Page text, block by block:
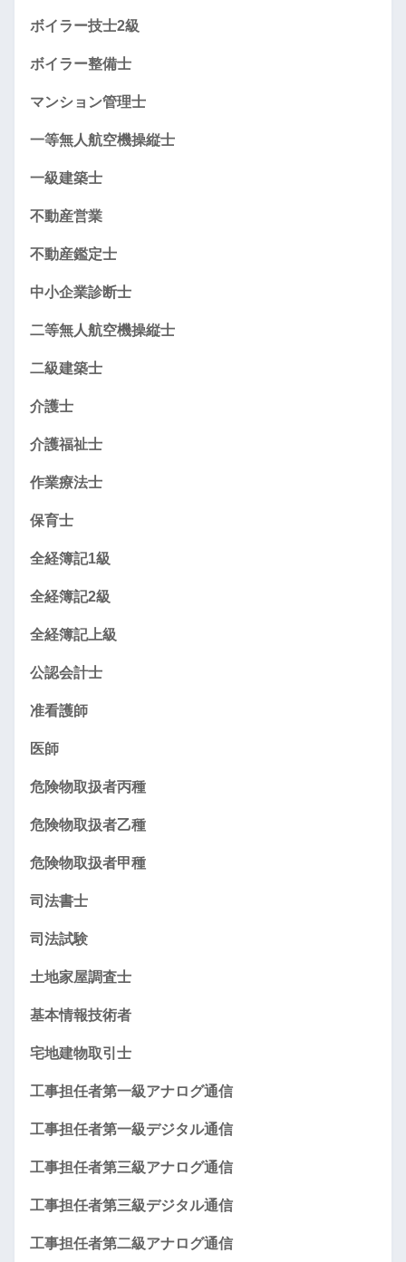
ボイラー技士2級
ボイラー整備士
マンション管理士
一等無人航空機操縦士
一級建築士
不動産営業
不動産鑑定士
中小企業診断士
二等無人航空機操縦士
二級建築士
介護士
介護福祉士
作業療法士
保育士
全経簿記1級
全経簿記2級
全経簿記上級
公認会計士
准看護師
医師
危険物取扱者丙種
危険物取扱者乙種
危険物取扱者甲種
司法書士
司法試験
土地家屋調査士
基本情報技術者
宅地建物取引士
工事担任者第一級アナログ通信
工事担任者第一級デジタル通信
工事担任者第三級アナログ通信
工事担任者第三級デジタル通信
工事担任者第二級アナログ通信